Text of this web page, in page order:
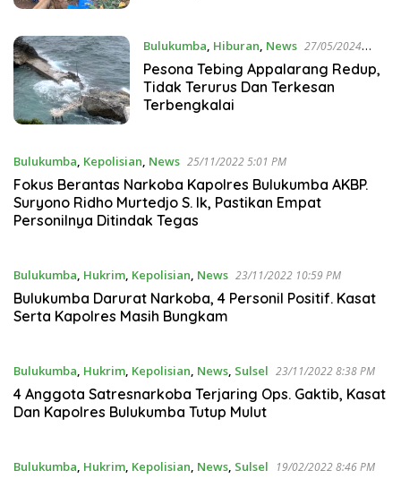
Bulukumba, Hiburan, News 27/05/2024
11:53 AM
Pesona Tebing Appalarang Redup,
Tidak Terurus Dan Terkesan
Terbengkalai
Bulukumba Kepolisian News 25/11/2022 5:01 PM
Fokus Berantas Narkoba Kapolres Bulukumba AKBP.
Suryono Ridho Murtedjo S. Ik, Pastikan Empat
Personilnya Ditindak Tegas
Bulukumba Hukrim Kepolisian News 23/11/2022 10:59 PM
Bulukumba Darurat Narkoba, 4 Personil Positif. Kasat
Serta Kapolres Masih Bungkam
Bulukumba Hukrim Kepolisian News Sulsel 23/11/2022 8:38 PM
4 Anggota Satresnarkoba Terjaring Ops. Gaktib, Kasat
Dan Kapolres Bulukumba Tutup Mulut
Bulukumba Hukrim Kepolisian News Sulsel 19/02/2022 8:46 PM